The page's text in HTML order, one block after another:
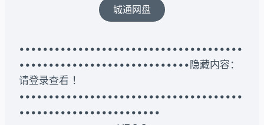
城通网盘
••••••••••••••••••••••••••••••••••••••
•••••••••••••••••••••••••••••隐藏内容：
请登录查看 ！
••••••••••••••••••••••••••••••••••••••
••••••••••••••••••••••••